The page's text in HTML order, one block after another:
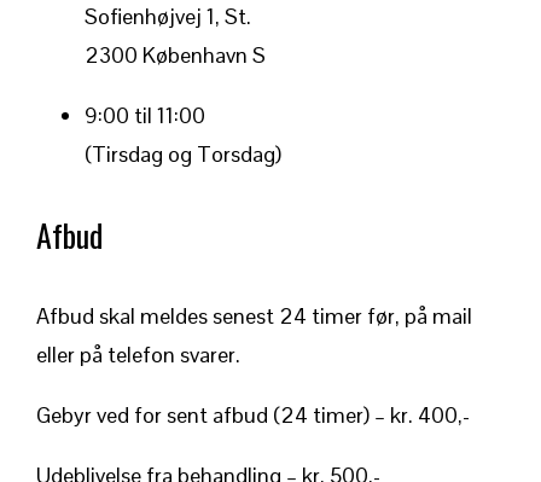
Sofienhøjvej 1, St.
2300 København S
9:00 til 11:00
(Tirsdag og Torsdag)
Afbud
Afbud skal meldes senest 24 timer før, på mail
eller på telefon svarer.
Gebyr ved for sent afbud (24 timer) – kr. 400,-
Udeblivelse fra behandling – kr. 500,-